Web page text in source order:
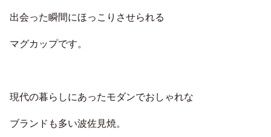
出会った瞬間にほっこりさせられる
マグカップです。
現代の暮らしにあったモダンでおしゃれな
ブランドも多い波佐見焼。